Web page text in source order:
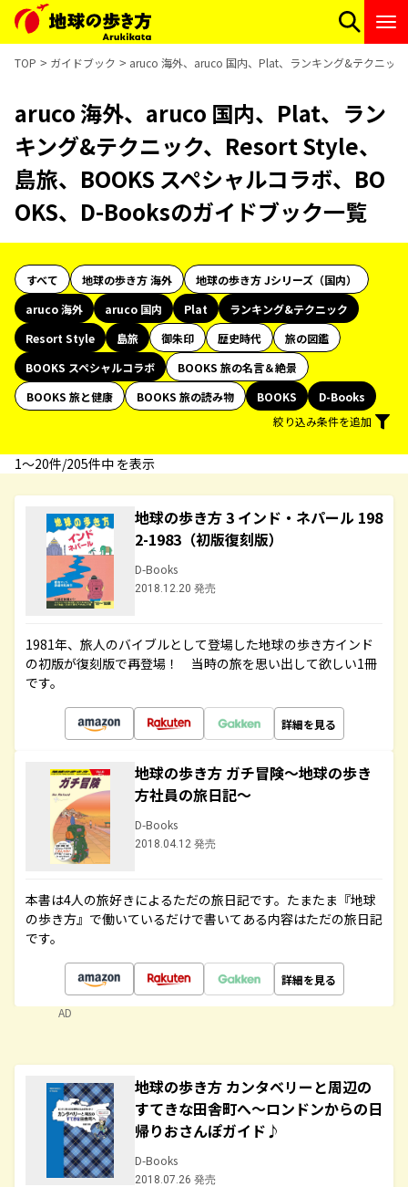
TOP ガイドブック aruco 海外、aruco 国内、Plat、ランキング&テクニッ
aruco 海外、aruco 国内、Plat、ラン
キング&テクニック、Resort Style、
島旅、BOOKS スペシャルコラボ、BO
OKS、D-Booksのガイドブック一覧
すべて 地球の歩き方 海外
地球の歩き方 Jシリーズ（国内）
aruco 海外
aruco 国内 Plat
ランキング&テクニック
Resort Style
島旅 御朱印 歴史時代
旅の図鑑
BOOKS スペシャルコラボ
BOOKS 旅の名言＆絶景
BOOKS 旅と健康
BOOKS 旅の読み物 BOOKS
D-Books
絞り込み条件を追加
1〜20件/205件中 を表示
地球の歩き方 3 インド・ネパール 198
2-1983（初版復刻版）
D-Books
2018.12.20 発売
1981年、旅人のバイブルとして登場した地球の歩き方インド
の初版が復刻版で再登場！ 当時の旅を思い出して欲しい1冊
です。
詳細を見る
地球の歩き方 ガチ冒険～地球の歩き
方社員の旅日記～
D-Books
2018.04.12 発売
本書は4人の旅好きによるただの旅日記です。たまたま『地球
の歩き方』で働いているだけで書いてある内容はただの旅日記
です。
詳細を見る
AD
地球の歩き方 カンタベリーと周辺の
すてきな田舎町へ～ロンドンからの日
帰りおさんぽガイド♪
D-Books
2018.07.26 発売